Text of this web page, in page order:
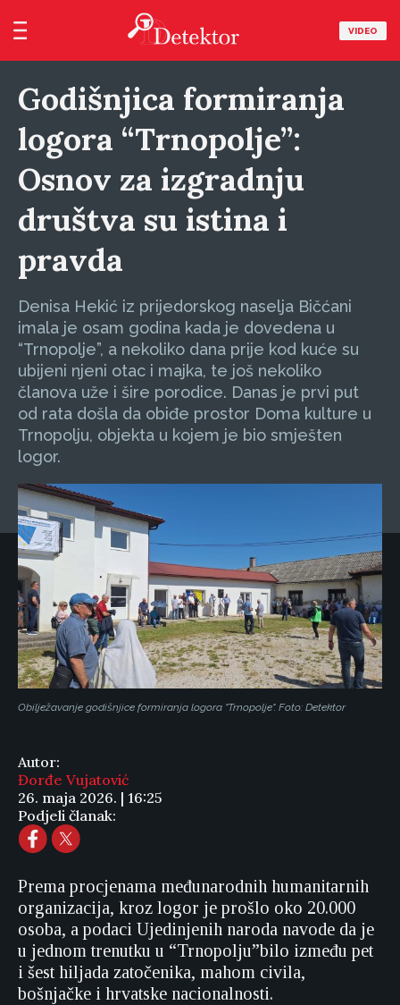
VIDEO
Godišnjica formiranja
logora “Trnopolje”:
Osnov za izgradnju
društva su istina i
pravda
Denisa Hekić iz prijedorskog naselja Bičćani
imala je osam godina kada je dovedena u
“Trnopolje”, a nekoliko dana prije kod kuće su
ubijeni njeni otac i majka, te još nekoliko
članova uže i šire porodice. Danas je prvi put
od rata došla da obiđe prostor Doma kulture u
Trnopolju, objekta u kojem je bio smješten
logor.
Obilježavanje godišnjice formiranja logora "Trnopolje". Foto: Detektor
Autor:
Đorđe Vujatović
26. maja 2026. | 16:25
Podjeli članak:
Prema procjenama međunarodnih humanitarnih
organizacija, kroz logor je prošlo oko 20.000
osoba, a podaci Ujedinjenih naroda navode da je
u jednom trenutku u “Trnopolju”bilo između pet
i šest hiljada zatočenika, mahom civila,
bošnjačke i hrvatske nacionalnosti.